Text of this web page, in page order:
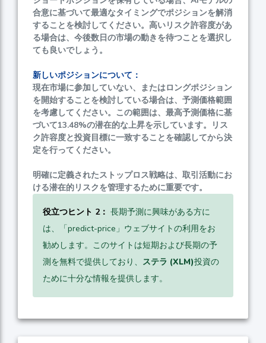
合意に基づいて最適なタイミングでポジションを解消
することを検討してください。高いリスク許容度があ
る場合は、今後数日の市場の動きを待つことを選択し
ても良いでしょう。
新しいポジションについて：
現在市場に参加していない、またはロングポジション
を開始することを検討している場合は、予測価格範囲
を考慮してください。この範囲は、最高予測価格に基
づいて13.48%の潜在的な上昇を示しています。リス
ク許容度と投資目標に一致することを確認してから決
定を行ってください。
明確に定義されたストップロス戦略は、取引活動にお
ける潜在的リスクを管理するために重要です。
役立つヒント 2： 長期予測に興味がある方に
は、「predict-price」ウェブサイトの利用をお
勧めします。このサイトは短期および長期の予
測を無料で提供しており、 ステラ (XLM)投資の
ために十分な情報を提供します。